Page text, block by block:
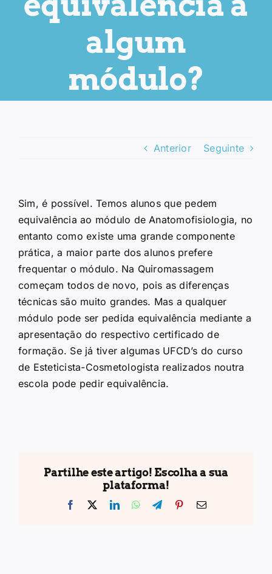
algum
módulo?
Anterior Seguinte
Sim, é possível. Temos alunos que pedem
equivalência ao módulo de Anatomofisiologia, no
entanto como existe uma grande componente
prática, a maior parte dos alunos prefere
frequentar o módulo. Na Quiromassagem
começam todos de novo, pois as diferenças
técnicas são muito grandes. Mas a qualquer
módulo pode ser pedida equivalência mediante a
apresentação do respectivo certificado de
formação. Se já tiver algumas UFCD’s do curso
de Esteticista-Cosmetologista realizados noutra
escola pode pedir equivalência.
Partilhe este artigo! Escolha a sua
plataforma!
Facebook LinkedInWhatsApp
TelegramPinterestEmail